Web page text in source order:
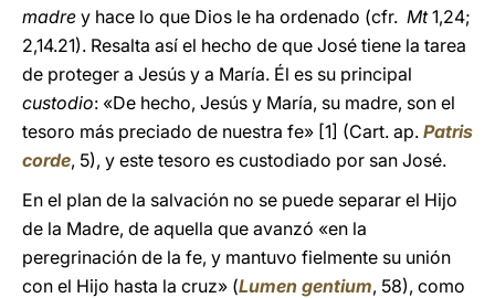
madre y hace lo que Dios le ha ordenado (cfr. Mt1,24;
2,14.21). Resalta así el hecho de que José tiene la tarea
de proteger a Jesús y a María. Él es su principal
custodio: «De hecho, Jesús y María, su madre, son el
tesoro más preciado de nuestra fe» [1] (Cart. ap. Patris
corde, 5), y este tesoro es custodiado por san José.
En el plan de la salvación no se puede separar el Hijo
de la Madre, de aquella que avanzó «en la
peregrinación de la fe, y mantuvo fielmente su unión
con el Hijo hasta la cruz» (Lumen gentium, 58), como